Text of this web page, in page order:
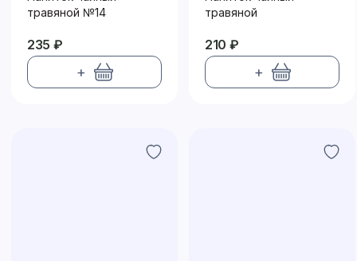
травяной №14
235 ₽
+
травяной
210 ₽
+